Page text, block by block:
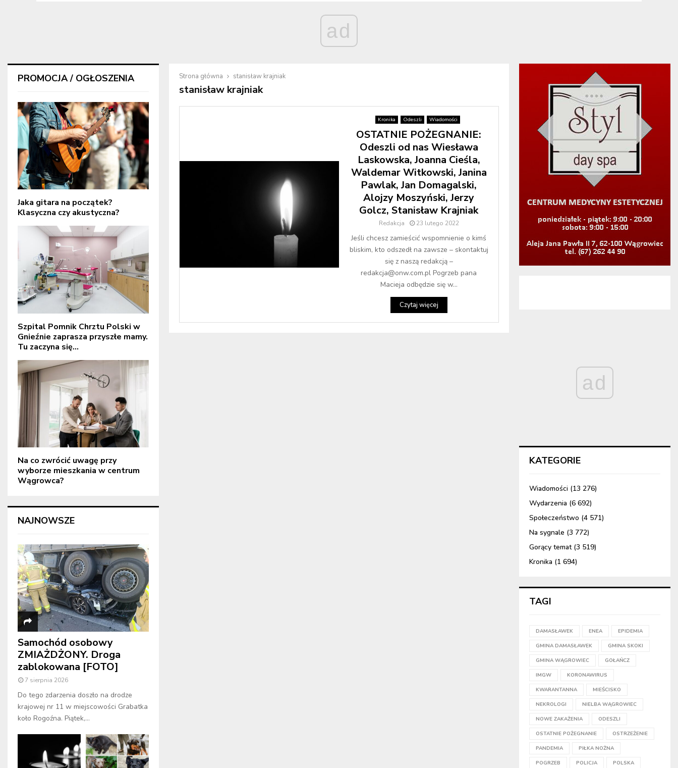
ad
Strona główna stanisław krajniak
stanisław krajniak
Kronika Odeszli Wiadomości
OSTATNIE POŻEGNANIE:
Odeszli od nas Wiesława
Laskowska, Joanna Cieśla,
Waldemar Witkowski, Janina
Pawlak, Jan Domagalski,
Alojzy Moszyński, Jerzy
Golcz, Stanisław Krajniak
Redakcja 23 lutego 2022
Jeśli chcesz zamieścić wspomnienie o kimś
bliskim, kto odszedł na zawsze – skontaktuj
się z naszą redakcją –
redakcja@onw.com.pl Pogrzeb pana
Macieja odbędzie się w...
Czytaj więcej
PROMOCJA / OGŁOSZENIA
Jaka gitara na początek?
Klasyczna czy akustyczna?
Szpital Pomnik Chrztu Polski w
Gnieźnie zaprasza przyszłe mamy.
Tu zaczyna się...
Na co zwrócić uwagę przy
wyborze mieszkania w centrum
Wągrowca?
NAJNOWSZE
Samochód osobowy
ZMIAŻDŻONY. Droga
zablokowana [FOTO]
7 sierpnia 2026
Do tego zdarzenia doszło na drodze
krajowej nr 11 w miejscowości Grabatka
koło Rogoźna. Piątek,...
ad
KATEGORIE
Wiadomości (13 276)
Wydarzenia (6 692)
Społeczeństwo (4 571)
Na sygnale (3 772)
Gorący temat(3 519)
Kronika (1 694)
TAGI
DAMASŁAWEK ENEA EPIDEMIA
GMINA DAMASŁAWEK GMINA SKOKI
GMINA WĄGROWIEC GOŁAŃCZ
IMGW KORONAWIRUS
KWARANTANNA MIEŚCISKO
NEKROLOGI NIELBA WĄGROWIEC
NOWE ZAKAŻENIA ODESZLI
OSTATNIE POŻEGNANIE OSTRZEŻENIE
PANDEMIA PIŁKA NOŻNA
POGRZEB POLICJA POLSKA